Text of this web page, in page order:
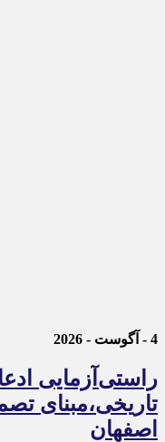
4 - آگوست - 2026
اصفهان